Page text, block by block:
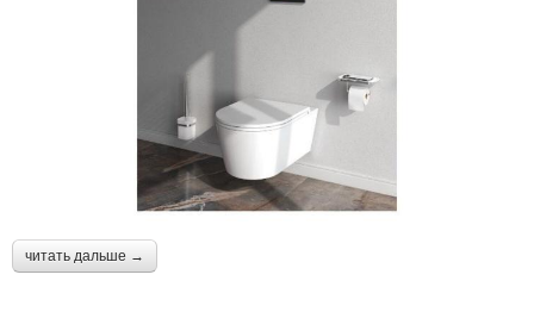
читать дальше →